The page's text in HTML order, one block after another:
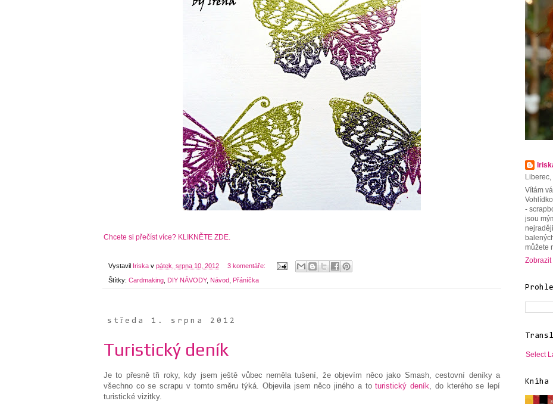
Chcete si přečíst více? KLIKNĚTE ZDE.
Vystavil Iriska v pátek, srpna 10, 2012 3 komentáře:
Štítky: Cardmaking DIY NÁVODY, Návod Přáníčka
středa 1. srpna 2012
Turistický deník
Je to přesně tři roky, kdy jsem ještě vůbec neměla tušení, že objevím něco jako Smash, cestovní deníky a
všechno co se scrapu v tomto směru týká. Objevila jsem něco jiného a toturistický deník , do kterého se lepí
turistické vizitky.
Liberec,
Vítám
-
jsou
můžete
Zobrazit
Select
Kniha